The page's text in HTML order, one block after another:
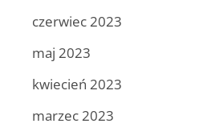
czerwiec 2023
maj 2023
kwiecień 2023
marzec 2023